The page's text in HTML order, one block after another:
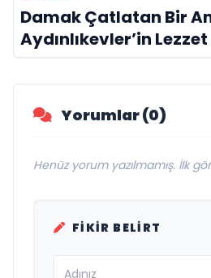
Damak Çatlatan Bir
Aydınlıkevler’in
Damak
Yorumlar (0)
Henüz yorum yazılmamış. İlk
FIKIR BELIRT